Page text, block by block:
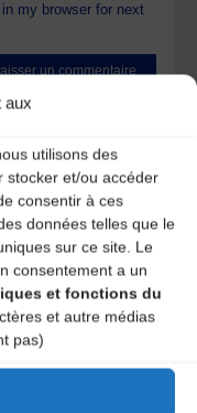
aux
utilisons des
stocker et/ou accéder
consentir à ces
données telles que le
sur ce site. Le
consentement a un
et fonctions du
et autre médias
pas)
my browser for next
indésirables.
de vos